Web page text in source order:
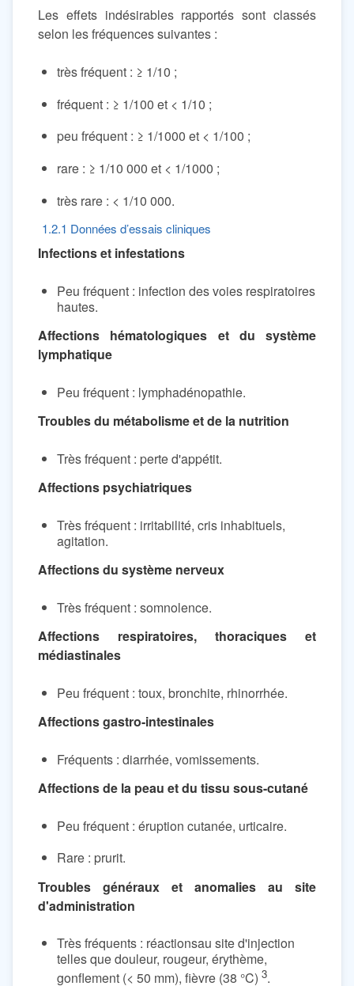
Les effets indésirables rapportés sont classés
selon les fréquences suivantes :
très fréquent : ≥ 1/10 ;
fréquent : ≥ 1/100 et < 1/10 ;
peu fréquent : ≥ 1/1000 et < 1/100 ;
rare : ≥ 1/10 000 et < 1/1000 ;
très rare : < 1/10 000.
1.2.1 Données d’essais cliniques
Infections et infestations
Peu fréquent : infection des voies respiratoires
hautes.
Affections hématologiques et du système
lymphatique
Peu fréquent : lymphadénopathie.
Troubles du métabolisme et de la nutrition
Très fréquent : perte d'appétit.
Affections psychiatriques
Très fréquent : irritabilité, cris inhabituels,
agitation.
Affections du système nerveux
Très fréquent : somnolence.
Affections respiratoires, thoraciques et
médiastinales
Peu fréquent : toux, bronchite, rhinorrhée.
Affections gastro-intestinales
Fréquents : diarrhée, vomissements.
Affections de la peau et du tissu sous-cutané
Peu fréquent : éruption cutanée, urticaire.
Rare : prurit.
Troubles généraux et anomalies au site
d'administration
Très fréquents : réactionsau site d'injection
telles que douleur, rougeur, érythème,
gonflement (< 50 mm), fièvre (38 °C) 3.